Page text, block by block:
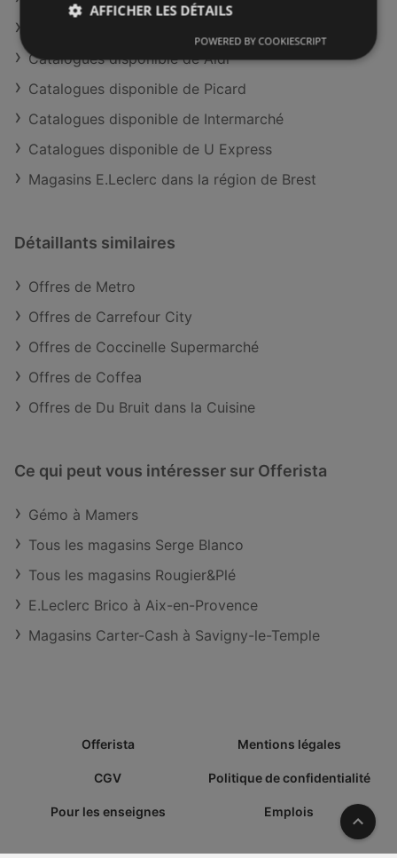
Catalogues disponible de Aldi
Catalogues disponible de Picard
Catalogues disponible de Intermarché
Catalogues disponible de U Express
Magasins E.Leclerc dans la région de Brest
Détaillants similaires
Offres de Metro
Offres de Carrefour City
Offres de Coccinelle Supermarché
Offres de Coffea
Offres de Du Bruit dans la Cuisine
Ce qui peut vous intéresser sur Offerista
Gémo à Mamers
Tous les magasins Serge Blanco
Tous les magasins Rougier&Plé
E.Leclerc Brico à Aix-en-Provence
Magasins Carter-Cash à Savigny-le-Temple
Offerista Mentions légales
CGV Politique de confidentialité
Pour les enseignes Emplois Vers
AFFICHER LES DÉTAILS
POWERED BY COOKIESCRIPT